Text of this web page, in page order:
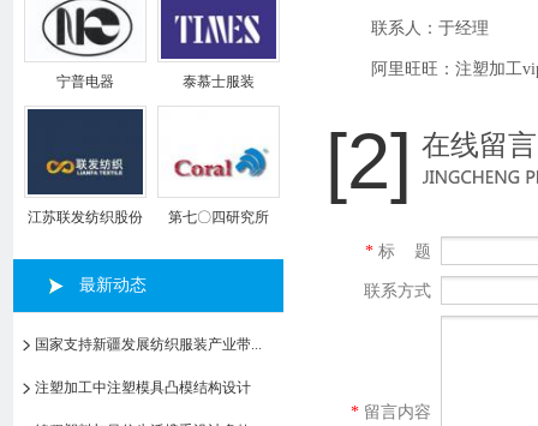
宁普电器 泰慕士服装
江苏联发纺织股份
第七〇四研究所
最新动态
国家支持新疆发展纺织服装产业带...
注塑加工中注塑模具凸模结构设计
联系人：于经理
阿里旺旺：注塑加工
[2] 在线留言
* 标 题
联系方式
* 留言内容